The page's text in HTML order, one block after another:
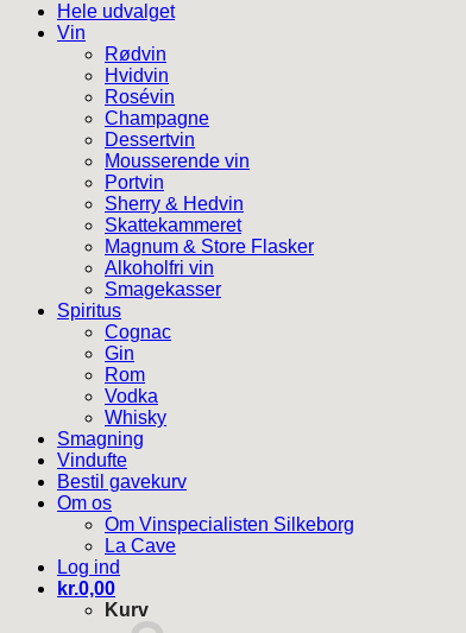
Hele udvalget
Vin
Rødvin
Hvidvin
Rosévin
Champagne
Dessertvin
Mousserende vin
Portvin
Sherry & Hedvin
Skattekammeret
Magnum & Store Flasker
Alkoholfri vin
Smagekasser
Spiritus
Cognac
Gin
Rom
Vodka
Whisky
Smagning
Vindufte
Bestil gavekurv
Om os
Om Vinspecialisten Silkeborg
La Cave
Log ind
kr.0,00
Kurv